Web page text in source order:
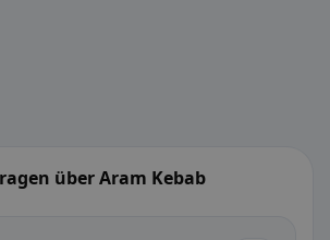
über Aram Kebab